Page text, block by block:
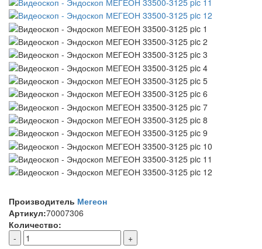
Производитель Мегеон
Артикул:70007306
Количество:
-
+